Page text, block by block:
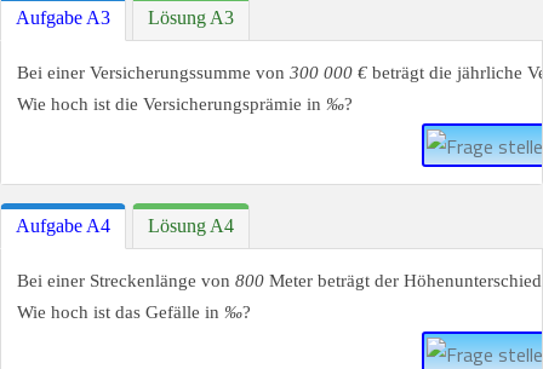
Aufgabe A3 Lösung A3
Bei einer Versicherungssumme von 300 000 € beträgt die jährliche
Wie hoch ist die Versicherungsprämie in ‰?
Aufgabe A4 Lösung A4
Bei einer Streckenlänge von 800 Meter beträgt der
Wie hoch ist das Gefälle in ‰?